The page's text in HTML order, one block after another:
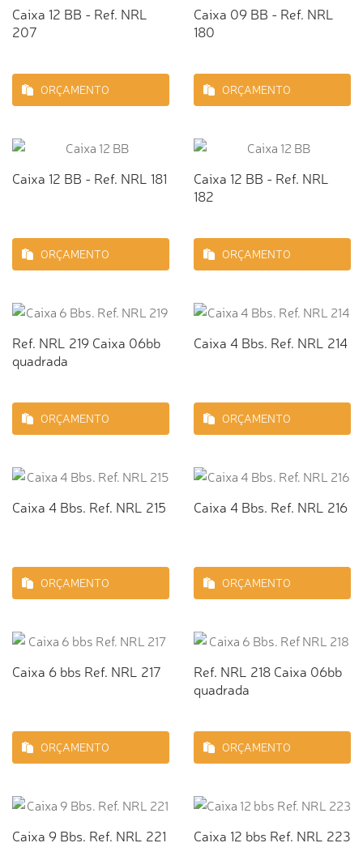
Caixa 12 BB - Ref. NRL
207
ORÇAMENTO
Caixa 09 BB - Ref. NRL
180
ORÇAMENTO
Caixa 12 BB - Ref. NRL 181
ORÇAMENTO
Caixa 12 BB - Ref. NRL
182
ORÇAMENTO
Ref. NRL 219 Caixa 06bb
quadrada
ORÇAMENTO
Caixa 4 Bbs. Ref. NRL 214
ORÇAMENTO
Caixa 4 Bbs. Ref. NRL 215
ORÇAMENTO
Caixa 4 Bbs. Ref. NRL 216
ORÇAMENTO
Caixa 6 bbs Ref. NRL 217
ORÇAMENTO
Ref. NRL 218 Caixa 06bb
quadrada
ORÇAMENTO
Caixa 9 Bbs. Ref. NRL 221 Caixa 12 bbs Ref. NRL 223